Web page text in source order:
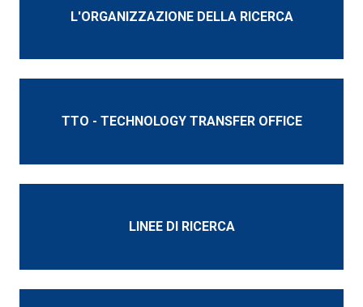
L'ORGANIZZAZIONE DELLA RICERCA
TTO - TECHNOLOGY TRANSFER OFFICE
LINEE DI RICERCA